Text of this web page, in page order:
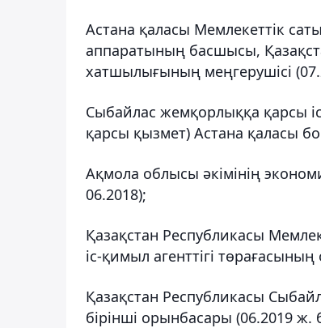
Астана қаласы Мемлекеттік
аппаратының басшысы,
хатшылығының меңгерушісі
Сыбайлас жемқорлыққа қарсы
қарсы қызмет) Астана қаласы
Ақмола облысы әкімінің
06.2018);
Қазақстан Республикасы
іс-қимыл агенттігі
Қазақстан Республикасы
бірінші орынбасары (06.2019 ж.